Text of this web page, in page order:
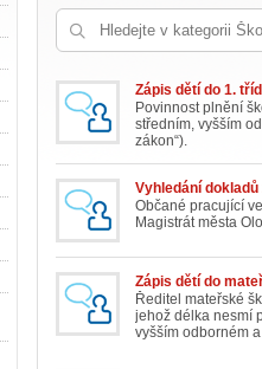
Zápis dětí do 1.
Povinnost plnění
středním, vyšším
zákon“).
Vyhledání
Občané pracující
Magistrát města
Zápis dětí do
Ředitel mateřské
jehož délka nesmí
vyšším odborném